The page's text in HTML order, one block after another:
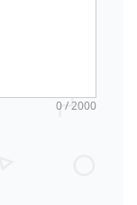
0 / 2000